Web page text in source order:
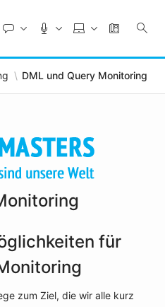
DML und Query Monitoring
für
zum Ziel, die wir alle kurz